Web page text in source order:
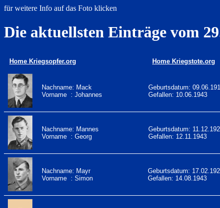
für weitere Info auf das Foto klicken
Die aktuellsten Einträge vom
Home Kriegsopfer.org Home Kriegstote.org
Nachname: Mack
Vorname : Johannes
Geburtsdatum:
Gefallen: 10.06.1943
Nachname: Mannes
Vorname : Georg
Geburtsdatum:
Gefallen: 12.11.1943
Nachname: Mayr
Vorname : Simon
Geburtsdatum:
Gefallen: 14.08.1943